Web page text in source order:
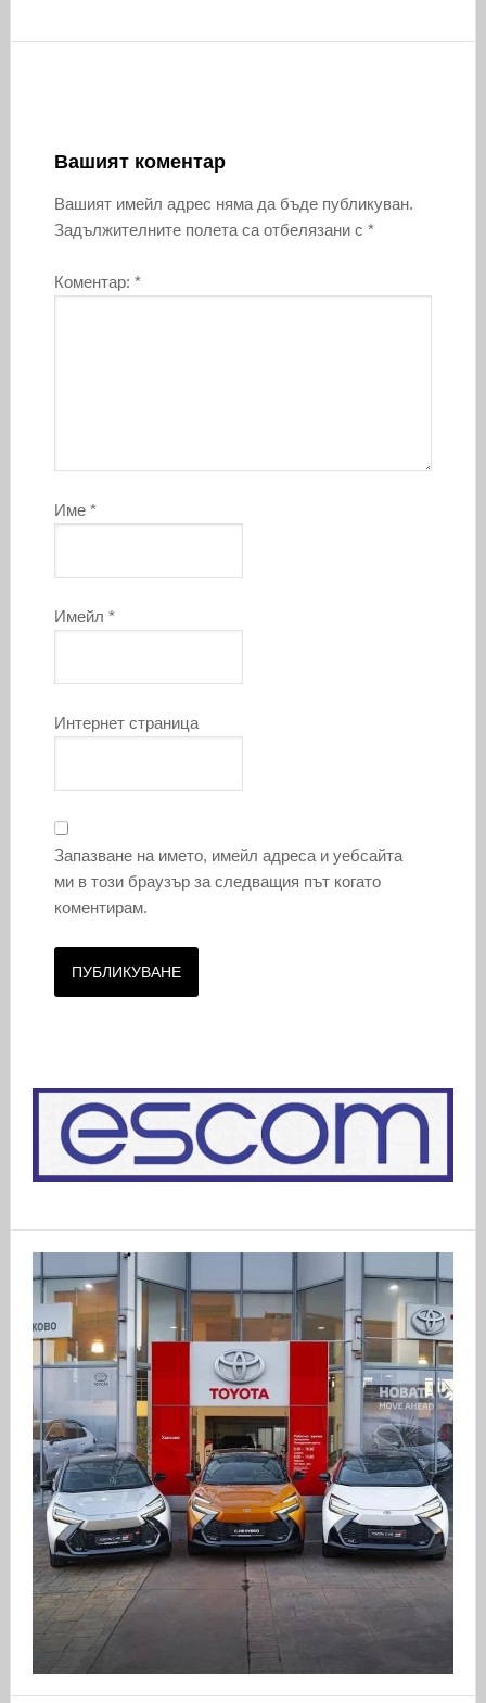
Вашият коментар
Вашият имейл адрес няма да бъде публикуван.
Задължителните полета са отбелязани с *
Коментар: *
Име *
Имейл *
Интернет страница
Запазване на името, имейл адреса и уебсайта
ми в този браузър за следващия път когато
коментирам.